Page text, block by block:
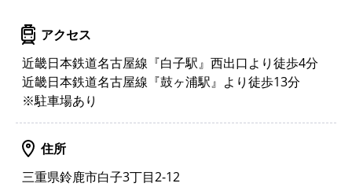
アクセス
近畿日本鉄道名古屋線『白子駅』西出口より徒歩4分
近畿日本鉄道名古屋線『鼓ヶ浦駅』より徒歩13分
※駐車場あり
住所
三重県鈴鹿市白子3丁目2-12